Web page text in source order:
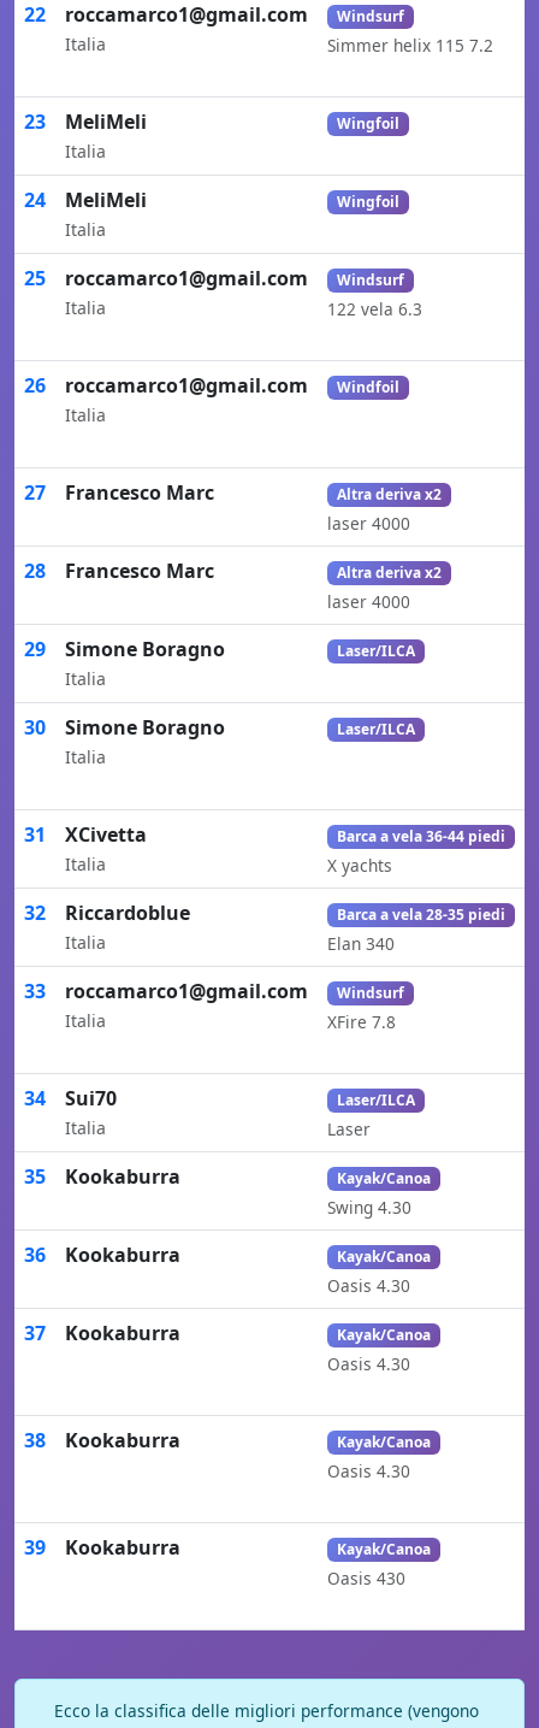
22 roccamarco1@gmail.com
Italia
Windsurf
Simmer helix 115 7.2
23 MeliMeli
Italia
Wingfoil
24 MeliMeli
Italia
Wingfoil
25 roccamarco1@gmail.com
Italia
Windsurf
122 vela 6.3
26 roccamarco1@gmail.com
Italia
Windfoil
27 Francesco Marc Altra deriva x2
laser 4000
28 Francesco Marc Altra deriva x2
laser 4000
29 Simone Boragno
Italia
Laser/ILCA
30 Simone Boragno
Italia
Laser/ILCA
31 XCivetta
Italia
Barca a vela 36-44 piedi
X yachts
32 Riccardoblue
Italia
Barca a vela 28-35 piedi
Elan 340
33 roccamarco1@gmail.com
Italia
Windsurf
XFire 7.8
34 Sui70
Italia
Laser/ILCA
Laser
35 Kookaburra Kayak/Canoa
Swing 4.30
36 Kookaburra Kayak/Canoa
Oasis 4.30
37 Kookaburra Kayak/Canoa
Oasis 4.30
38 Kookaburra Kayak/Canoa
Oasis 4.30
39 Kookaburra Kayak/Canoa
Oasis 430
Ecco la classifica delle migliori performance (vengono